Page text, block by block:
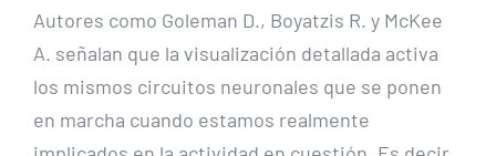
Autores como Goleman D., Boyatzis R. y McKee
A. señalan que la visualización detallada activa
los mismos circuitos neuronales que se ponen
en marcha cuando estamos realmente